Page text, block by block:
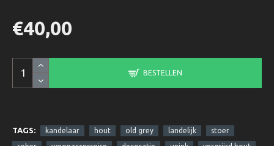
€40,00
BESTELLEN
TAGS: kandelaar hout old grey landelijk stoer